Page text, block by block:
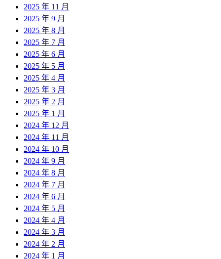
2025 年 11 月
2025 年 9 月
2025 年 8 月
2025 年 7 月
2025 年 6 月
2025 年 5 月
2025 年 4 月
2025 年 3 月
2025 年 2 月
2025 年 1 月
2024 年 12 月
2024 年 11 月
2024 年 10 月
2024 年 9 月
2024 年 8 月
2024 年 7 月
2024 年 6 月
2024 年 5 月
2024 年 4 月
2024 年 3 月
2024 年 2 月
2024 年 1 月